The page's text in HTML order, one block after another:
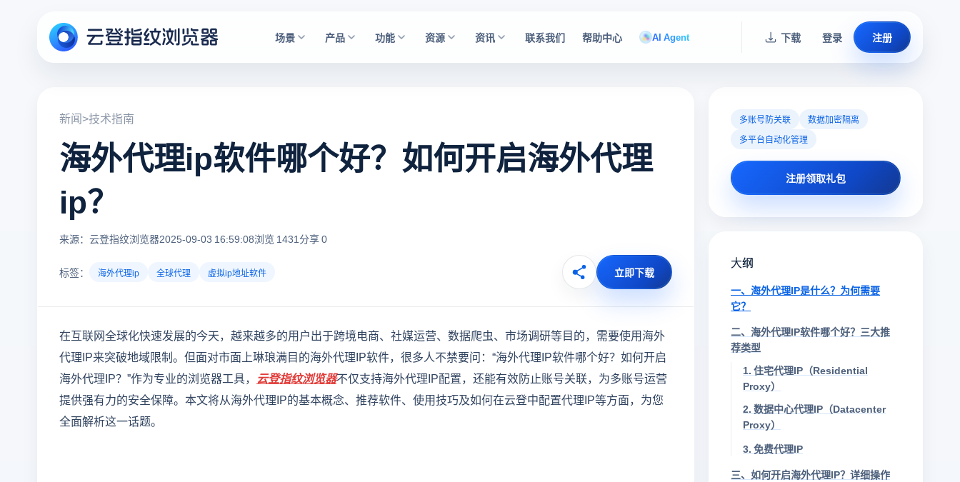
场景 产品 功能 资源 资讯 联系我们 帮助中心 AI Agent 下载 登录 注册
新闻>技术指南
海外代理ip软件哪个好？如何开启海外代理
ip？
来源：云登指纹浏览器2025-09-03 16:59:08浏览 1431分享 0
标签： 海外代理ip 全球代理 虚拟ip地址软件 立即下载
在互联网全球化快速发展的今天，越来越多的用户出于跨境电商、社媒运营、数据爬虫、市场调研等目的，需要使用海外
代理IP来突破地域限制。但面对市面上琳琅满目的海外代理IP软件，很多人不禁要问：“海外代理IP软件哪个好？如何开启
海外代理IP？”作为专业的浏览器工具， 云登指纹浏览器不仅支持海外代理IP配置，还能有效防止账号关联，为多账号运营
提供强有力的安全保障。本文将从海外代理IP的基本概念、推荐软件、使用技巧及如何在云登中配置代理IP等方面，为您
全面解析这一话题。
多账号防关联
数据加密隔离
多平台自动化管理
注册领取礼包
大纲
一、海外代理IP是什么？为何需要
它？
二、海外代理IP软件哪个好？三大推
荐类型
1. 住宅代理IP（Residential
Proxy）
2. 数据中心代理IP（Datacenter
Proxy）
3. 免费代理IP
三、如何开启海外代理IP？详细操作